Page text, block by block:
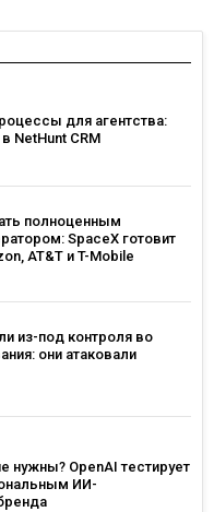
для агентства:
NetHunt CRM
полноценным
SpaceX готовит
AT&T и T-Mobile
из-под контроля во
они атаковали
нужны? OpenAI тестирует
ИИ-